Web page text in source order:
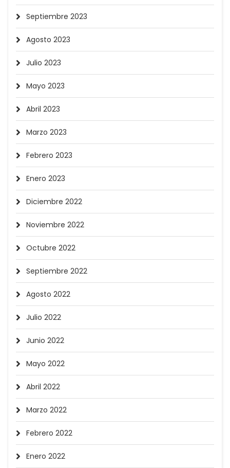
Septiembre 2023
Agosto 2023
Julio 2023
Mayo 2023
Abril 2023
Marzo 2023
Febrero 2023
Enero 2023
Diciembre 2022
Noviembre 2022
Octubre 2022
Septiembre 2022
Agosto 2022
Julio 2022
Junio 2022
Mayo 2022
Abril 2022
Marzo 2022
Febrero 2022
Enero 2022